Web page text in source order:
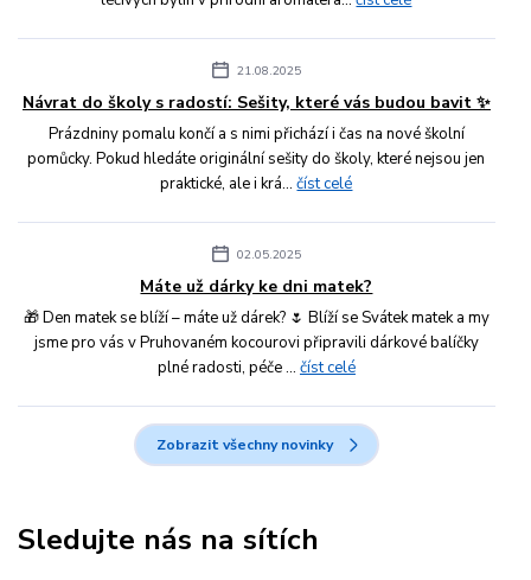
21.08.2025
Návrat do školy s radostí: Sešity, které vás budou bavit ✨
Prázdniny pomalu končí a s nimi přichází i čas na nové školní
pomůcky. Pokud hledáte originální sešity do školy, které nejsou jen
praktické, ale i krá...číst celé
02.05.2025
Máte už dárky ke dni matek?
🎁 Den matek se blíží – máte už dárek? 🌷 Blíží se Svátek matek a my
jsme pro vás v Pruhovaném kocourovi připravili dárkové balíčky
plné radosti, péče ... číst celé
Zobrazit všechny novinky
Sledujte nás na sítích